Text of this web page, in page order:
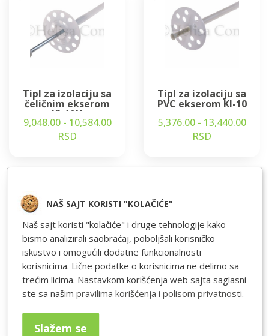
Tipl za izolaciju sa
čeličnim ekserom
KI-10N
9,048.00 - 10,584.00
RSD
Tipl za izolaciju sa
PVC ekserom KI-10
5,376.00 - 13,440.00
RSD
Flanša za izolacijoni
tipl KWL
5,712.00 - 8,568.00
RSD
Tipl za izolaciju bez
šrafa GOK
NAŠ SAJT KORISTI "KOLAČIĆE"
Naš sajt koristi "kolačiće" i druge tehnologije kako
bismo analizirali saobraćaj, poboljšali korisničko
iskustvo i omogućili dodatne funkcionalnosti
korisnicima. Lične podatke o korisnicima ne delimo sa
trećim licima. Nastavkom korišćenja web sajta saglasni
ste sa našimpravilima korišćenja i polisom privatnosti.
Slažem se